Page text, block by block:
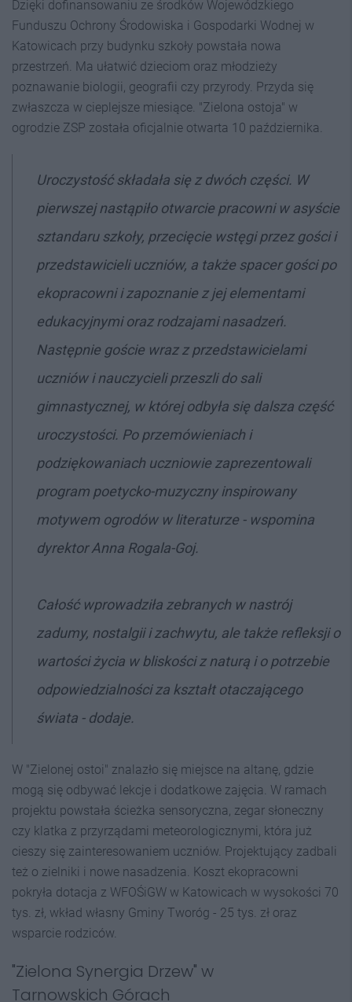
Dzięki dofinansowaniu ze środków Wojewódzkiego
Funduszu Ochrony Środowiska i Gospodarki Wodnej w
Katowicach przy budynku szkoły powstała nowa
przestrzeń. Ma ułatwić dzieciom oraz młodzieży
poznawanie biologii, geografii czy przyrody. Przyda się
zwłaszcza w cieplejsze miesiące. "Zielona ostoja" w
ogrodzie ZSP została oficjalnie otwarta 10 października.
Uroczystość składała się z dwóch części. W
pierwszej nastąpiło otwarcie pracowni w asyście
sztandaru szkoły, przecięcie wstęgi przez gości i
przedstawicieli uczniów, a także spacer gości po
ekopracowni i zapoznanie z jej elementami
edukacyjnymi oraz rodzajami nasadzeń.
Następnie goście wraz z przedstawicielami
uczniów i nauczycieli przeszli do sali
gimnastycznej, w której odbyła się dalsza część
uroczystości. Po przemówieniach i
podziękowaniach uczniowie zaprezentowali
program poetycko-muzyczny inspirowany
motywem ogrodów w literaturze - wspomina
dyrektor Anna Rogala-Goj.
Całość wprowadziła zebranych w nastrój
zadumy, nostalgii i zachwytu, ale także refleksji o
wartości życia w bliskości z naturą i o potrzebie
odpowiedzialności za kształt otaczającego
świata - dodaje.
W "Zielonej ostoi" znalazło się miejsce na altanę, gdzie
mogą się odbywać lekcje i dodatkowe zajęcia. W ramach
projektu powstała ścieżka sensoryczna, zegar słoneczny
czy klatka z przyrządami meteorologicznymi, która już
cieszy się zainteresowaniem uczniów. Projektujący zadbali
też o zielniki i nowe nasadzenia. Koszt ekopracowni
pokryła dotacja z WFOŚiGW w Katowicach w wysokości 70
tys. zł, wkład własny Gminy Tworóg - 25 tys. zł oraz
wsparcie rodziców.
"Zielona Synergia Drzew" w
Tarnowskich Górach